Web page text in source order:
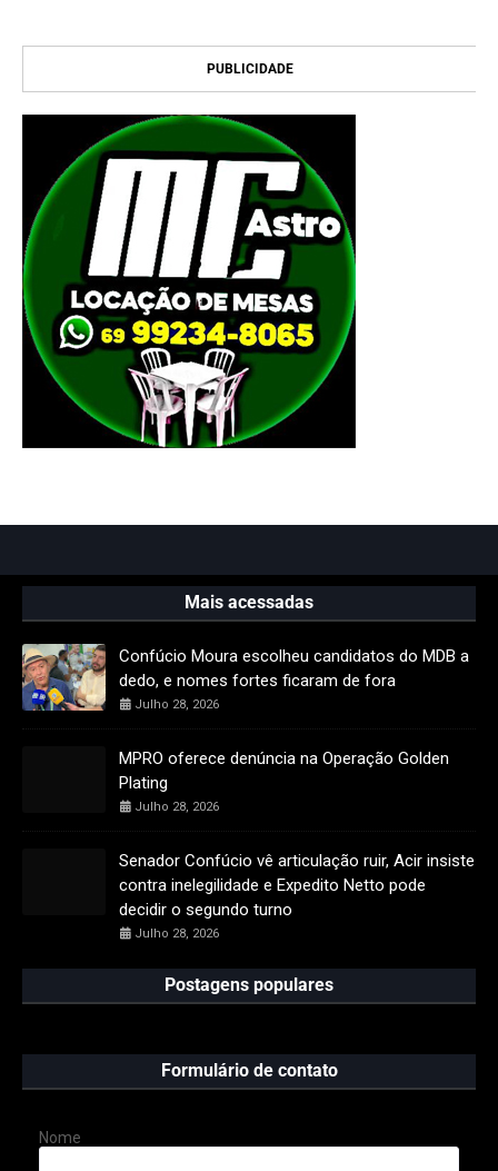
PUBLICIDADE
Mais acessadas
Confúcio Moura escolheu candidatos do MDB a
dedo, e nomes fortes ficaram de fora
Julho 28, 2026
MPRO oferece denúncia na Operação Golden
Plating
Julho 28, 2026
Senador Confúcio vê articulação ruir, Acir insiste
contra inelegilidade e Expedito Netto pode
decidir o segundo turno
Julho 28, 2026
Postagens populares
Formulário de contato
Nome